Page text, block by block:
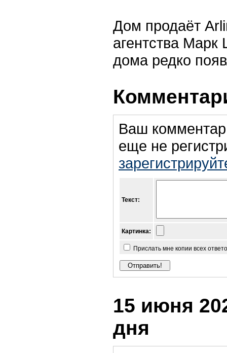
Дом продаёт
агентства
дома редко
Ваш
еще не
Текст:
Картинка:
Прислать мне копии всех
15 июня
дня